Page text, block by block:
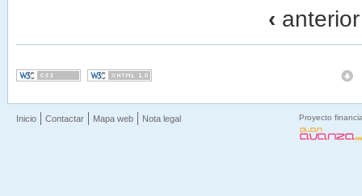
‹ anterior
Inicio Contactar Mapa web Nota legal Proyecto